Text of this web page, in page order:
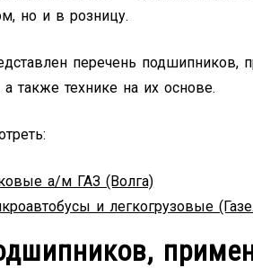
но и в розницу.
перечень подшипников,
также технике на их основе.
а/м ГАЗ (Волга)
и легкогрузовые